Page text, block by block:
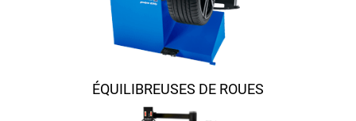
ÉQUILIBREUSES DE ROUES